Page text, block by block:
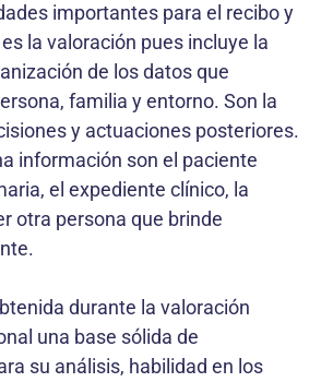
importantes para el recibo y
la valoración pues incluye la
de los datos que
familia y entorno. Son la
y actuaciones posteriores.
información son el paciente
el expediente clínico, la
otra persona que brinde
durante la valoración
una base sólida de
su análisis, habilidad en los